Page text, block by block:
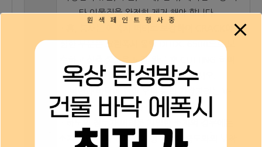
타 이물질을 완전히 제거 해야 합니다.
심한 부분은 크린폭시 몰탈 DHDC-6500으로 보
수하고 신축 줄눈은 도장 완료 후 CUTTING 하여
뉴-탄성씰(N)으로 메움처리 하십시오.
CUTTING 한다.
소지 표면에 하도 피막이 형성되어 중도와의 부착